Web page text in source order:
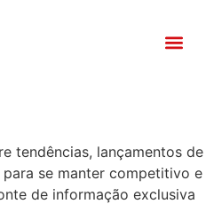
tendências, lançamentos de
se manter competitivo e
de informação exclusiva